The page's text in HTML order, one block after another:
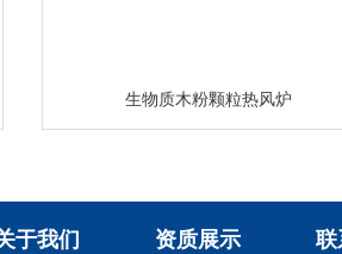
生物质木粉颗粒热风炉
于我们 资质展示 联